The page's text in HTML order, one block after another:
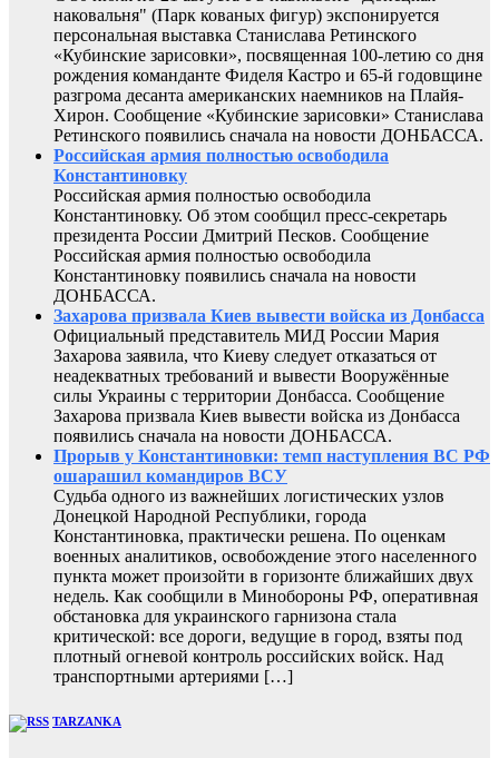
наковальня" (Парк кованых фигур) экспонируется
персональная выставка Станислава Ретинского
«Кубинские зарисовки», посвященная 100-летию со дня
рождения команданте Фиделя Кастро и 65-й годовщине
разгрома десанта американских наемников на Плайя-
Хирон. Сообщение «Кубинские зарисовки» Станислава
Ретинского появились сначала на новости ДОНБАССА.
Российская армия полностью освободила
Константиновку
Российская армия полностью освободила
Константиновку. Об этом сообщил пресс-секретарь
президента России Дмитрий Песков. Сообщение
Российская армия полностью освободила
Константиновку появились сначала на новости
ДОНБАССА.
Захарова призвала Киев вывести войска из Донбасса
Официальный представитель МИД России Мария
Захарова заявила, что Киеву следует отказаться от
неадекватных требований и вывести Вооружённые
силы Украины с территории Донбасса. Сообщение
Захарова призвала Киев вывести войска из Донбасса
появились сначала на новости ДОНБАССА.
Прорыв у Константиновки: темп наступления ВС РФ
ошарашил командиров ВСУ
Судьба одного из важнейших логистических узлов
Донецкой Народной Республики, города
Константиновка, практически решена. По оценкам
военных аналитиков, освобождение этого населенного
пункта может произойти в горизонте ближайших двух
недель. Как сообщили в Минобороны РФ, оперативная
обстановка для украинского гарнизона стала
критической: все дороги, ведущие в город, взяты под
плотный огневой контроль российских войск. Над
транспортными артериями […]
TARZANKA